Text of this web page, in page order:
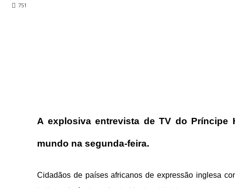
751
A explosiva entrevista de TV do
mundo na segunda-feira.
Cidadãos de países africanos de expressão inglesa